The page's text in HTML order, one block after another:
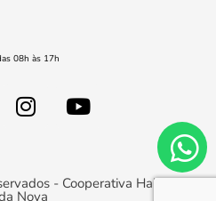
08h às 17h
- Cooperativa Habitacional
Nova